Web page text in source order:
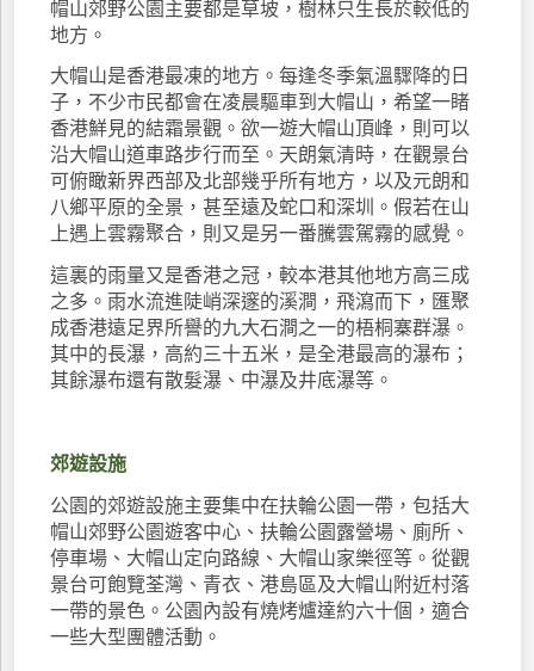
帽山郊野公園主要都是草坡，樹林只生長於較低的
地方。
大帽山是香港最凍的地方。每逢冬季氣溫驟降的日
子，不少市民都會在凌晨驅車到大帽山，希望一睹
香港鮮見的結霜景觀。欲一遊大帽山頂峰，則可以
沿大帽山道車路步行而至。天朗氣清時，在觀景台
可俯瞰新界西部及北部幾乎所有地方，以及元朗和
八鄉平原的全景，甚至遠及蛇口和深圳。假若在山
上遇上雲霧聚合，則又是另一番騰雲駕霧的感覺。
這裏的雨量又是香港之冠，較本港其他地方高三成
之多。雨水流進陡峭深邃的溪澗，飛瀉而下，匯聚
成香港遠足界所譽的九大石澗之一的梧桐寨群瀑。
其中的長瀑，高約三十五米，是全港最高的瀑布；
其餘瀑布還有散髮瀑、中瀑及井底瀑等。
郊遊設施
公園的郊遊設施主要集中在扶輪公園一帶，包括大
帽山郊野公園遊客中心、扶輪公園露營場、廁所、
停車場、大帽山定向路線、大帽山家樂徑等。從觀
景台可飽覽荃灣、青衣、港島區及大帽山附近村落
一帶的景色。公園內設有燒烤爐達約六十個，適合
一些大型團體活動。